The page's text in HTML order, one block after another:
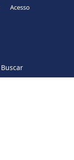
Buscar
Acesso